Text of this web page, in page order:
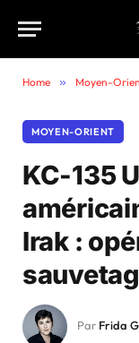
Home » Moyen-
MOYEN-ORIENT
KC-135
Irak :
Par Frida